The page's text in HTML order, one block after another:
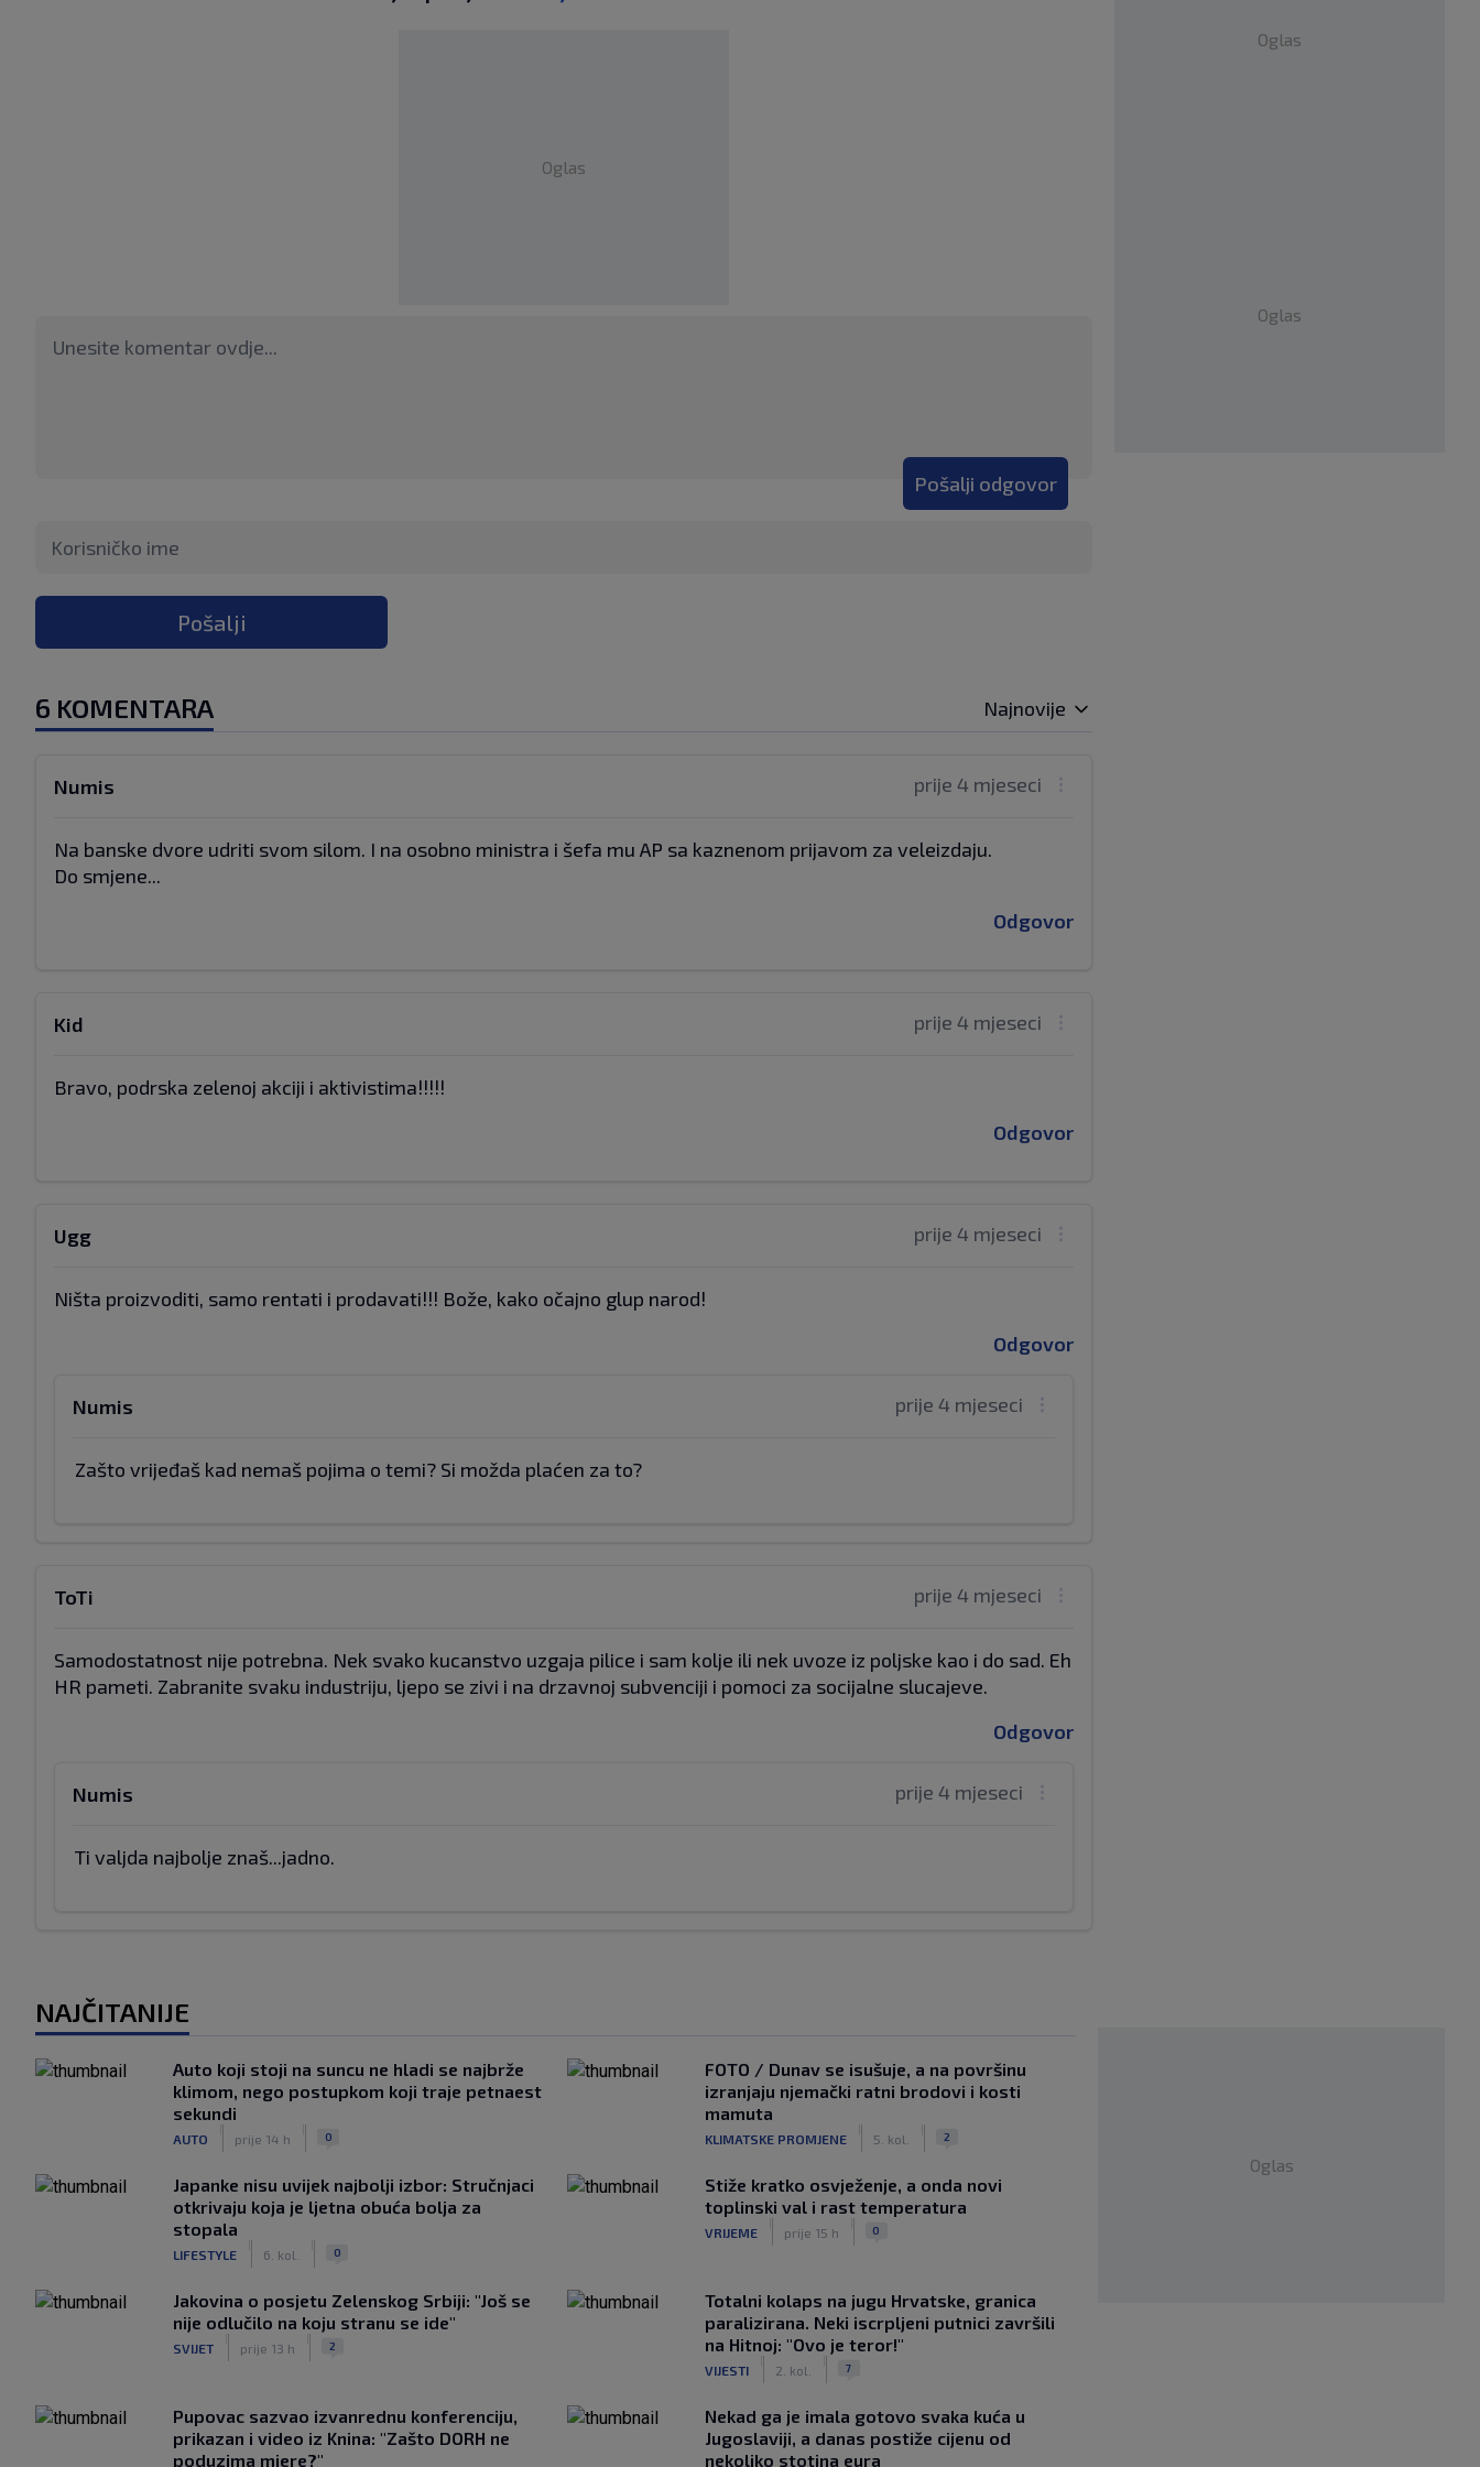
Oglas
Pošalji odgovor
Pošalji
6 KOMENTARA Najnovije
prije 4 mjeseci
Numis
Na banske dvore udriti svom silom. I na osobno ministra i šefa mu AP sa kaznenom prijavom za veleizdaju.
Do smjene...
Odgovor
prije 4 mjeseci
Kid
Bravo, podrska zelenoj akciji i aktivistima!!!!!
Odgovor
prije 4 mjeseci
Ugg
Ništa proizvoditi, samo rentati i prodavati!!! Bože, kako očajno glup narod!
Odgovor
prije 4 mjeseci
Numis
Zašto vrijeđaš kad nemaš pojima o temi? Si možda plaćen za to?
prije 4 mjeseci
ToTi
Samodostatnost nije potrebna. Nek svako kucanstvo uzgaja pilice i sam kolje ili nek uvoze iz poljske kao i do sad. Eh
HR pameti. Zabranite svaku industriju, ljepo se zivi i na drzavnoj subvenciji i pomoci za socijalne slucajeve.
Odgovor
prije 4 mjeseci
Numis
Ti valjda najbolje znaš...jadno.
Oglas
Oglas
NAJČITANIJE
Auto koji stoji na suncu ne hladi se najbrže
klimom, nego postupkom koji traje petnaest
sekundi
AUTO prije 14 h 0
FOTO / Dunav se isušuje, a na površinu
izranjaju njemački ratni brodovi i kosti
mamuta
KLIMATSKE PROMJENE 5. kol. 2
Japanke nisu uvijek najbolji izbor: Stručnjaci
otkrivaju koja je ljetna obuća bolja za
stopala
LIFESTYLE 6. kol. 0
Stiže kratko osvježenje, a onda novi
toplinski val i rast temperatura
VRIJEME prije 15 h 0
Jakovina o posjetu Zelenskog Srbiji: "Još se
nije odlučilo na koju stranu se ide"
SVIJET prije 13 h 2
Totalni kolaps na jugu Hrvatske, granica
paralizirana. Neki iscrpljeni putnici završili
na Hitnoj: "Ovo je teror!"
VIJESTI 2. kol. 7
Pupovac sazvao izvanrednu konferenciju,
prikazan i video iz Knina: "Zašto DORH ne
poduzima mjere?"
Nekad ga je imala gotovo svaka kuća u
Jugoslaviji, a danas postiže cijenu od
nekoliko stotina eura
Oglas